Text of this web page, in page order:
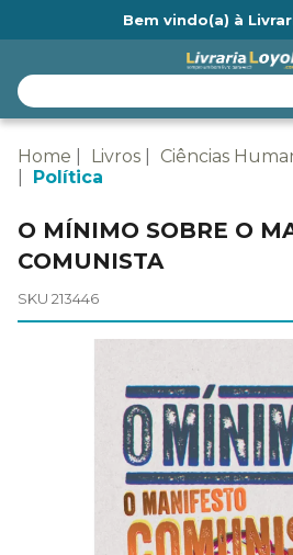
Bem vindo(a) à
Home Livros
Ciências
Política
O MÍNIMO SOBRE O
COMUNISTA
SKU 213446